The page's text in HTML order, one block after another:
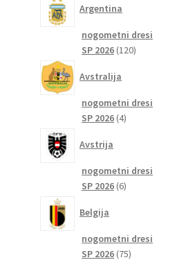
Argentina
nogometni dresi
SP 2026 120120
Avstralija
nogometni dresi
SP 2026 44
Avstrija
nogometni dresi
SP 2026 66
Belgija
nogometni dresi
SP 2026 7575